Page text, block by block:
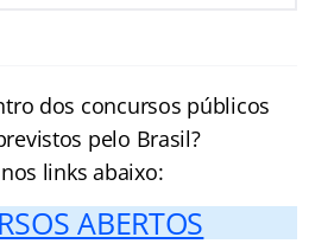
dos concursos públicos
pelo Brasil?
links abaixo:
ABERTOS